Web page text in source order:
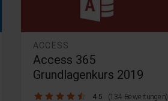
ACCESS
Access 365
Grundlagenkurs 2019
4.5 / 5 4.5 (134 Bewertungen)